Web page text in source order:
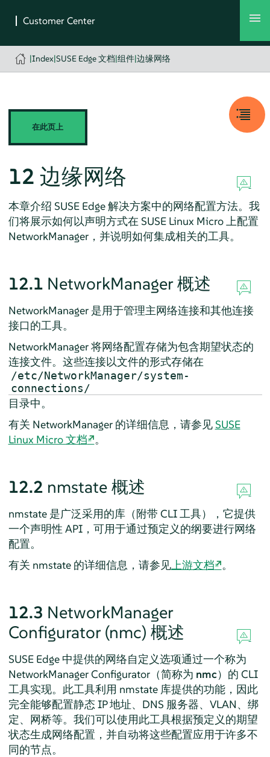
|Index|SUSE Edge 文档|组件|边缘网络
在此页上
12 边缘网络
本章介绍 SUSE Edge 解决方案中的网络配置方法。我
们将展示如何以声明方式在 SUSE Linux Micro 上配置
NetworkManager，并说明如何集成相关的工具。
12.1 NetworkManager 概述
NetworkManager 是用于管理主网络连接和其他连接
接口的工具。
NetworkManager 将网络配置存储为包含期望状态的
连接文件。这些连接以文件的形式存储在
/etc/NetworkManager/system-
connections/
目录中。
有关 NetworkManager 的详细信息，请参见SUSE
Linux Micro 文档
。
12.2 nmstate 概述
nmstate 是广泛采用的库（附带 CLI 工具），它提供
一个声明性 API，可用于通过预定义的纲要进行网络
配置。
有关 nmstate 的详细信息，请参见上游文档 。
12.3 NetworkManager
Configurator (nmc) 概述
SUSE Edge 中提供的网络自定义选项通过一个称为
NetworkManager Configurator（简称为 nmc）的 CLI
工具实现。此工具利用 nmstate 库提供的功能，因此
完全能够配置静态 IP 地址、DNS 服务器、VLAN、绑
定、网桥等。我们可以使用此工具根据预定义的期望
状态生成网络配置，并自动将这些配置应用于许多不
同的节点。